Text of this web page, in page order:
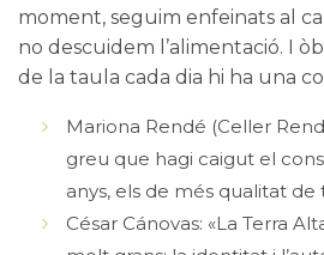
moment, seguim enfeinats al
no descuidem l’alimentació. I
de la taula cada dia hi ha una
Mariona Rendé (Celler
greu que hagi caigut el
anys, els de més qualitat de
César Cánovas: «La Terra